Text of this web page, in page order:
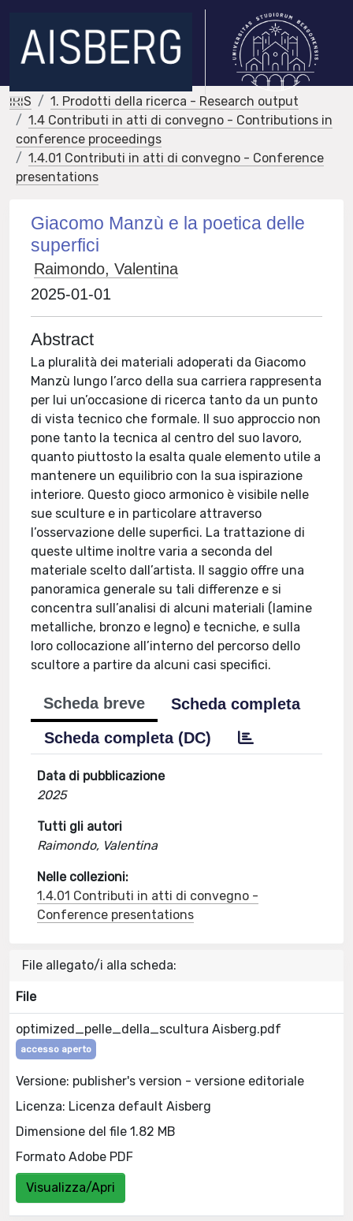
IRIS
1. Prodotti della ricerca - Research output
1.4 Contributi in atti di convegno - Contributions in
conference proceedings
1.4.01 Contributi in atti di convegno - Conference
presentations
Giacomo Manzù e la poetica delle
superfici
Raimondo, Valentina
2025-01-01
Abstract
La pluralità dei materiali adoperati da Giacomo
Manzù lungo l’arco della sua carriera rappresenta
per lui un’occasione di ricerca tanto da un punto
di vista tecnico che formale. Il suo approccio non
pone tanto la tecnica al centro del suo lavoro,
quanto piuttosto la esalta quale elemento utile a
mantenere un equilibrio con la sua ispirazione
interiore. Questo gioco armonico è visibile nelle
sue sculture e in particolare attraverso
l’osservazione delle superfici. La trattazione di
queste ultime inoltre varia a seconda del
materiale scelto dall’artista. Il saggio offre una
panoramica generale su tali differenze e si
concentra sull’analisi di alcuni materiali (lamine
metalliche, bronzo e legno) e tecniche, e sulla
loro collocazione all’interno del percorso dello
scultore a partire da alcuni casi specifici.
Scheda breve
Scheda completa
Scheda completa (DC)
Data di pubblicazione
2025
Tutti gli autori
Raimondo, Valentina
Nelle collezioni:
1.4.01 Contributi in atti di convegno -
Conference presentations
File allegato/i alla scheda:
File
optimized_pelle_della_scultura Aisberg.pdf
accesso aperto
Versione: publisher's version - versione editoriale
Licenza: Licenza default Aisberg
Dimensione del file 1.82 MB
Formato Adobe PDF
Visualizza/Apri